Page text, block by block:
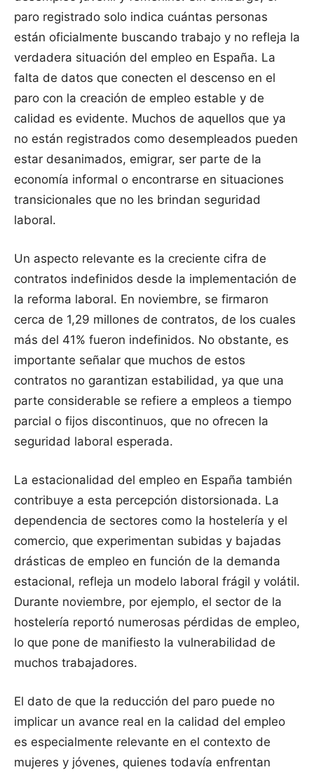
paro registrado solo indica cuántas personas
están oficialmente buscando trabajo y no refleja la
verdadera situación del empleo en España. La
falta de datos que conecten el descenso en el
paro con la creación de empleo estable y de
calidad es evidente. Muchos de aquellos que ya
no están registrados como desempleados pueden
estar desanimados, emigrar, ser parte de la
economía informal o encontrarse en situaciones
transicionales que no les brindan seguridad
laboral.
Un aspecto relevante es la creciente cifra de
contratos indefinidos desde la implementación de
la reforma laboral. En noviembre, se firmaron
cerca de 1,29 millones de contratos, de los cuales
más del 41% fueron indefinidos. No obstante, es
importante señalar que muchos de estos
contratos no garantizan estabilidad, ya que una
parte considerable se refiere a empleos a tiempo
parcial o fijos discontinuos, que no ofrecen la
seguridad laboral esperada.
La estacionalidad del empleo en España también
contribuye a esta percepción distorsionada. La
dependencia de sectores como la hostelería y el
comercio, que experimentan subidas y bajadas
drásticas de empleo en función de la demanda
estacional, refleja un modelo laboral frágil y volátil.
Durante noviembre, por ejemplo, el sector de la
hostelería reportó numerosas pérdidas de empleo,
lo que pone de manifiesto la vulnerabilidad de
muchos trabajadores.
El dato de que la reducción del paro puede no
implicar un avance real en la calidad del empleo
es especialmente relevante en el contexto de
mujeres y jóvenes, quienes todavía enfrentan